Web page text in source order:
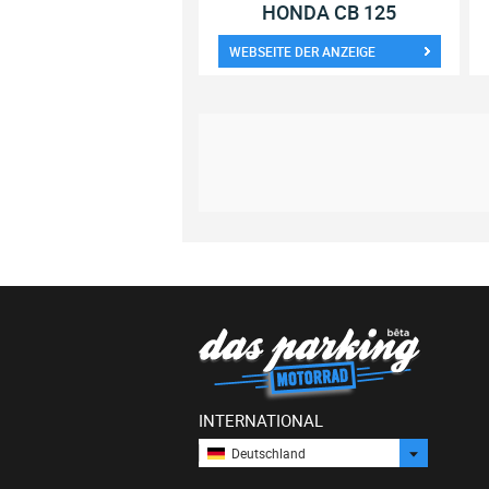
HONDA CB 125
WEBSEITE DER ANZEIGE
INTERNATIONAL
Deutschland